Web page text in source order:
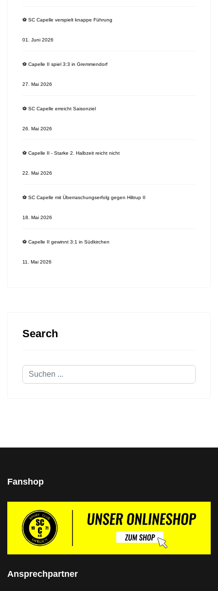
⚽️ SC Capelle verspielt knappe Führung
01. Juni 2026
⚽️ Capelle II spiel 3:3 in Gremmendorf
27. Mai 2026
⚽️ SC Capelle erreicht Saisonziel
26. Mai 2026
⚽️ Capelle II - Starke 2. Halbzeit reicht nicht
22. Mai 2026
⚽️ SC Capelle mit Überraschungserfolg gegen Hiltrup II
18. Mai 2026
⚽️ Capelle II gewinnt 3:1 in Südkirchen
11. Mai 2026
Search
Suchen
Fanshop
Ansprechpartner